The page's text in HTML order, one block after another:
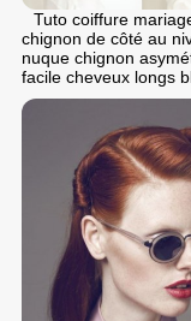
Tuto coiffure
chignon de côté au
nuque chignon
facile cheveux longs